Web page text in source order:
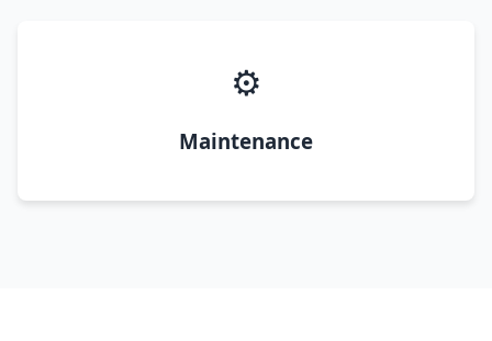
⚙️
Maintenance